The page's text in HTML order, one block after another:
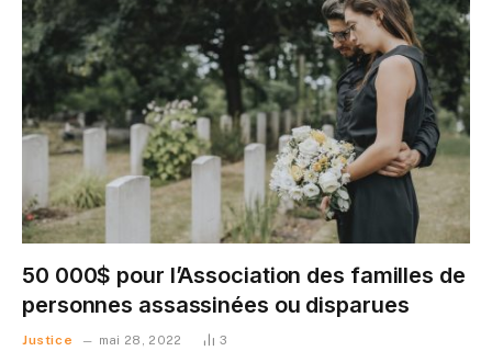
50 000$ pour l’Association des familles de
personnes assassinées ou disparues
Justice mai 28, 2022 3